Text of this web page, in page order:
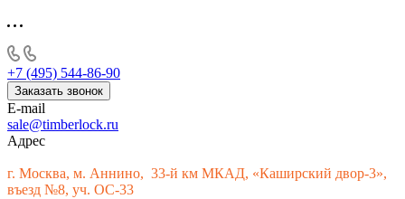
+7 (495) 544-86-90
Заказать звонок
E-mail
sale@timberlock.ru
Адрес
г. Москва, м. Аннино, 33-й км МКАД, «Каширский двор-3»,
въезд №8, уч. ОС-33